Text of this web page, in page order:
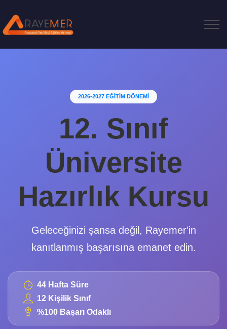
2026-2027 EĞİTİM DÖNEMİ
12. Sınıf
Üniversite
Hazırlık Kursu
Geleceğinizi şansa değil, Rayemer'in
kanıtlanmış başarısına emanet edin.
44 Hafta Süre
12 Kişilik Sınıf
%100 Başarı Odaklı